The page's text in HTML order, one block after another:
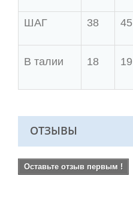
ШАГ 38 45
В талии 18 19
ОТЗЫВЫ
Оставьте отзыв первым !